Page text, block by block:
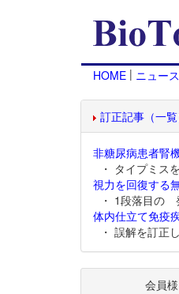
HOME | ニュー
訂正記事（一覧
非糖尿病患者腎
・ タイプミス
視力を回復する
・ 1段落目の
体内仕立て免疫
・ 誤解を訂正
会員